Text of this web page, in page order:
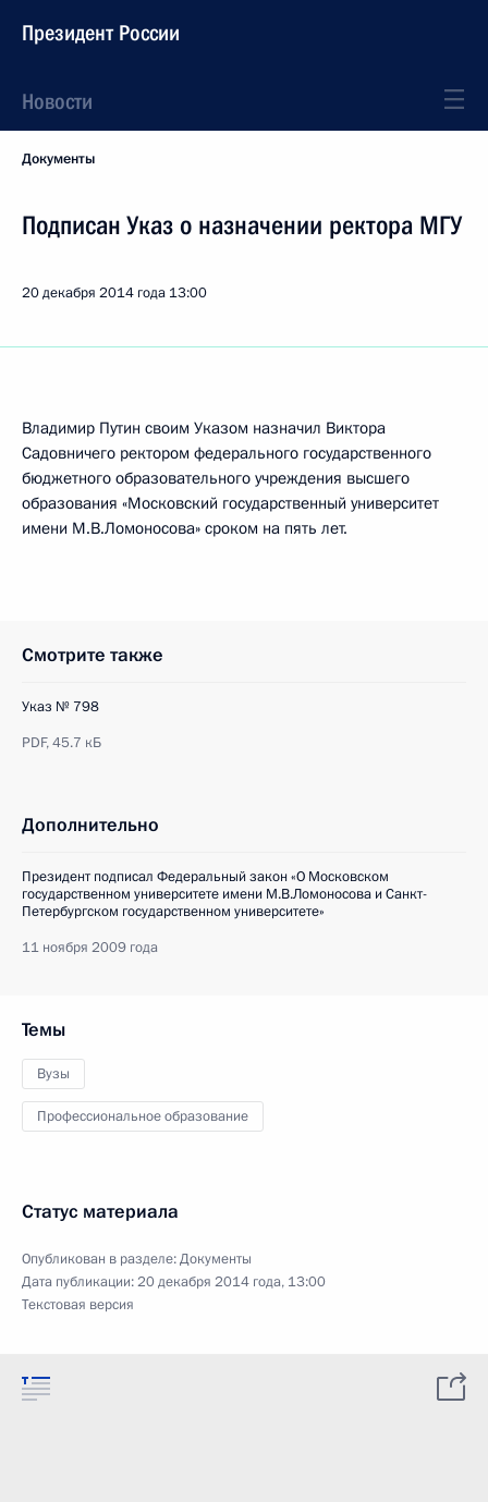
Президент России
Новости
Документы
Подписан Указ о назначении ректора МГУ
20 декабря 2014 года 13:00
Владимир Путин своим Указом назначил Виктора
Садовничего ректором федерального государственного
бюджетного образовательного учреждения высшего
образования «Московский государственный университет
имени М.В.Ломоносова» сроком на пять лет.
Смотрите также
Указ № 798
PDF,45.7 кБ
Дополнительно
Президент подписал Федеральный закон «О Московском
государственном университете имени М.В.Ломоносова и Санкт-
Петербургском государственном университете»
11 ноября 2009 года
Темы
Вузы
Профессиональное образование
Статус материала
Опубликован в разделе:Документы
Дата публикации:20 декабря 2014 года, 13:00
Текстовая версия